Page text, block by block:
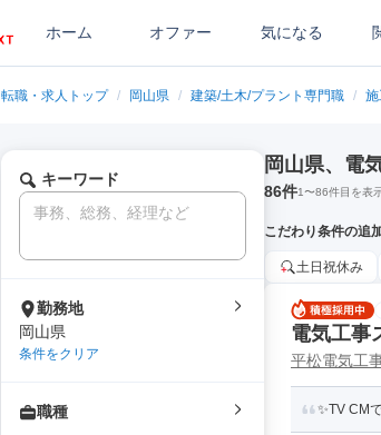
ホーム オファー 気になる
転職・求人トップ / 岡山県 / 建築/土木/プラント専門職 /
キーワード
勤務地
岡山県
条件をクリア
職種
岡山県、電
86件1〜86件目を表
こだわり条件の追
土日祝休み
電気工事
平松電気工
✨TV CM